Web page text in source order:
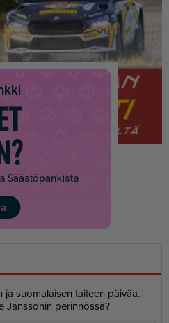
ja suomalaisen taiteen päivää.
Janssonin perinnössä?